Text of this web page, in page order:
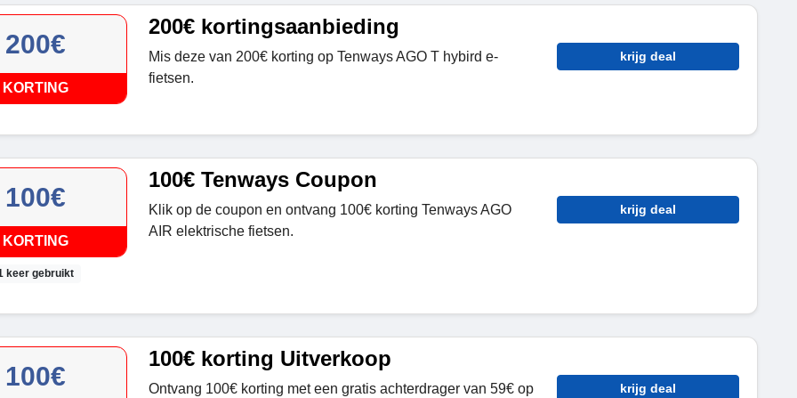
200€
KORTING
200€ kortingsaanbieding
Mis deze van 200€ korting op Tenways AGO T hybird e-
fietsen.
krijg deal
100€
KORTING
keer gebruikt
100€ Tenways Coupon
Klik op de coupon en ontvang 100€ korting Tenways AGO
AIR elektrische fietsen.
krijg deal
100€
100€ korting Uitverkoop
Ontvang 100€ korting met een gratis achterdrager van 59€ op
krijg deal